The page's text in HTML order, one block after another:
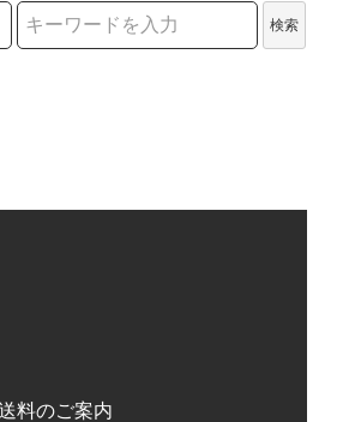
検索
料のご案内